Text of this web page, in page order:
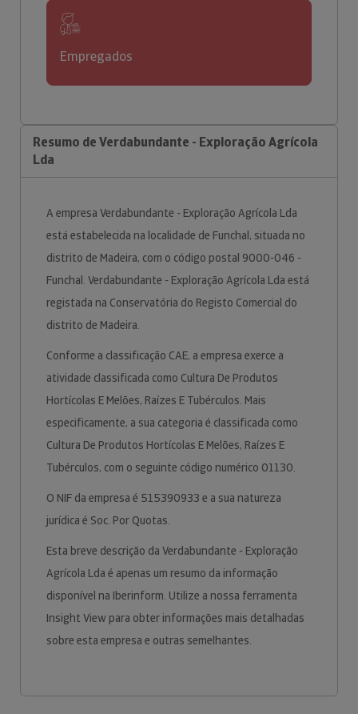
Empregados
Resumo de Verdabundante - Exploração Agrícola
Lda
A empresa Verdabundante - Exploração Agrícola Lda
está estabelecida na localidade de Funchal, situada no
distrito de Madeira, com o código postal 9000-046 -
Funchal. Verdabundante - Exploração Agrícola Lda está
registada na Conservatória do Registo Comercial do
distrito de Madeira.
Conforme a classificação CAE, a empresa exerce a
atividade classificada como Cultura De Produtos
Hortícolas E Melões, Raízes E Tubérculos. Mais
especificamente, a sua categoria é classificada como
Cultura De Produtos Hortícolas E Melões, Raízes E
Tubérculos, com o seguinte código numérico 01130.
O NIF da empresa é 515390933 e a sua natureza
jurídica é Soc. Por Quotas.
Esta breve descrição da Verdabundante - Exploração
Agrícola Lda é apenas um resumo da informação
disponível na Iberinform. Utilize a nossa ferramenta
Insight View para obter informações mais detalhadas
sobre esta empresa e outras semelhantes.